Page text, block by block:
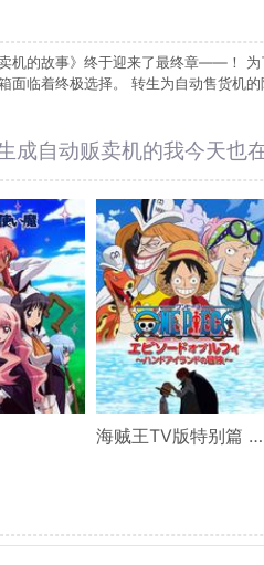
机的故事》终于迎来了最终章——！ 为
面临着终极选择。 转生为自动售货机
成自动贩卖机的我今天也
海贼王TV版特别篇 路飞篇 手掌岛的冒险